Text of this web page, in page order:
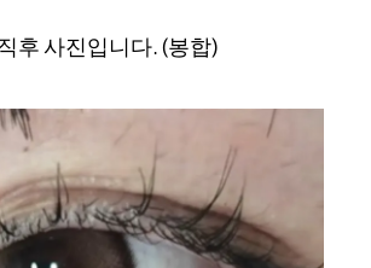
후 사진입니다. (봉합)